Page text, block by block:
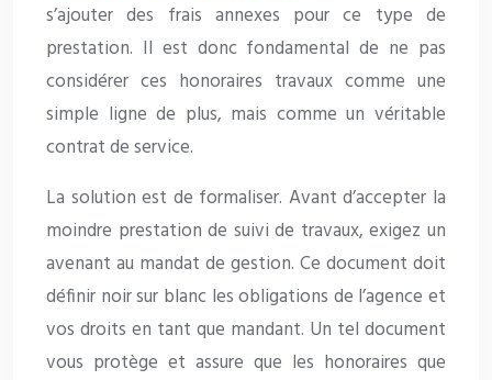
s’ajouter des frais annexes pour ce type de
prestation. Il est donc fondamental de ne pas
considérer ces honoraires travaux comme une
simple ligne de plus, mais comme un véritable
contrat de service.
La solution est de formaliser. Avant d’accepter la
moindre prestation de suivi de travaux, exigez un
avenant au mandat de gestion. Ce document doit
définir noir sur blanc les obligations de l’agence et
vos droits en tant que mandant. Un tel document
vous protège et assure que les honoraires que